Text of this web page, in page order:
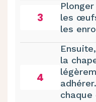
3
les
les
4
la